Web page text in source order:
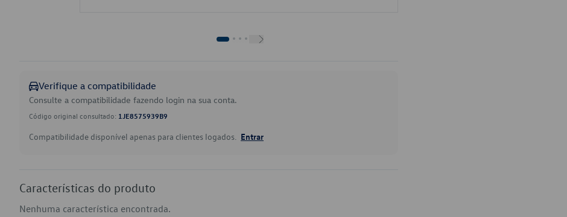
Verifique a compatibilidade
Consulte a compatibilidade fazendo login na sua conta.
Código original consultado: 1JE8575939B9
Compatibilidade disponível apenas para clientes logados. Entrar
Características do produto
Nenhuma característica encontrada.